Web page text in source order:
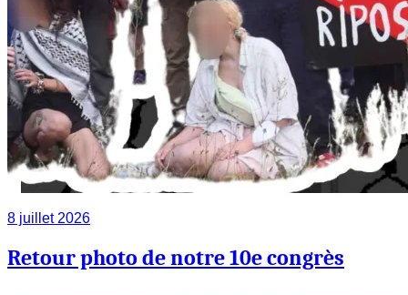
8 juillet 2026
Retour photo de notre 10e congrès